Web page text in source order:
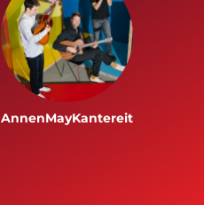
AnnenMayKantereit
×